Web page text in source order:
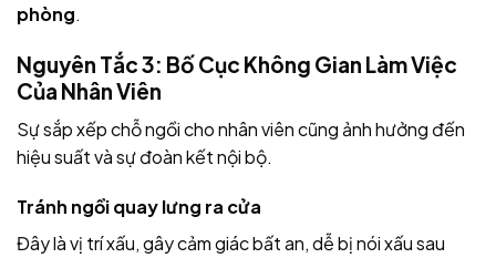
phòng.
Nguyên Tắc 3: Bố Cục Không Gian Làm Việc
Của Nhân Viên
Sự sắp xếp chỗ ngồi cho nhân viên cũng ảnh hưởng đến
hiệu suất và sự đoàn kết nội bộ.
Tránh ngồi quay lưng ra cửa
Đây là vị trí xấu, gây cảm giác bất an, dễ bị nói xấu sau